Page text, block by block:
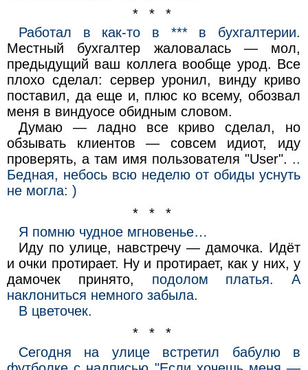
* * *
Работал в как-то в *** в бухгалтерии.
Местный бухгалтер жаловалась — мол,
предыдущий ваш коллега вообще урод. Все
плохо сделал: сервер уронил, винду криво
поставил, да еще и, плюс ко всему, обозвал
меня в виндуосе обидным словом.
Думаю — ладно все криво сделал, но
обзывать клиентов — совсем идиот, иду
проверять, а там имя пользователя "User". ..
Бедная, небось всю неделю от обиды уснуть
не могла: )
* * *
Я помню чудное мгновенье…
Иду по улице, навстречу — дамочка. Идёт
и очки протирает. Ну и протирает, как у них, у
дамочек принято, подолом платья. А
наклониться немного забыла.
В цветочек.
* * *
Сегодня на улице встретил бабулю в